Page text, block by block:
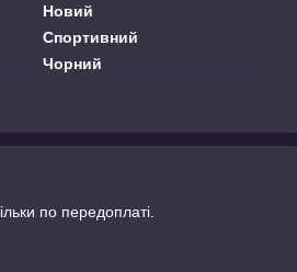
Новий
Спортивний
Чорний
по передоплаті.